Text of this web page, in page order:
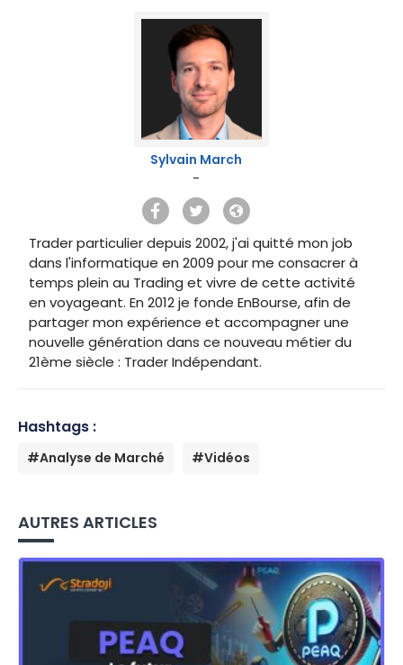
Sylvain March
-
Trader particulier depuis 2002, j'ai quitté mon job
dans l'informatique en 2009 pour me consacrer à
temps plein au Trading et vivre de cette activité
en voyageant. En 2012 je fonde EnBourse, afin de
partager mon expérience et accompagner une
nouvelle génération dans ce nouveau métier du
21ème siècle : Trader Indépendant.
Hashtags :
#Analyse de Marché #Vidéos
AUTRES ARTICLES